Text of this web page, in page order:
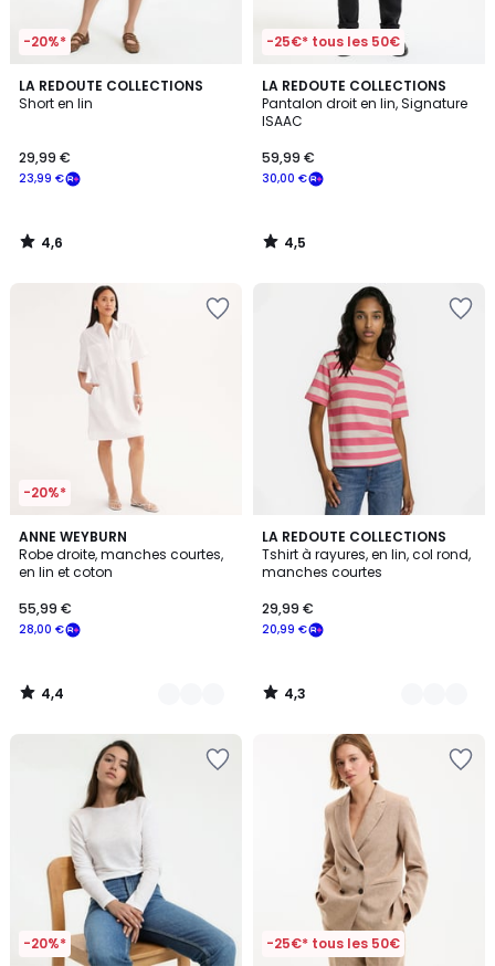
-20%*
LA REDOUTE COLLECTIONS
Short en lin
23,99 €
29,99 €
4,6
/ 5
4,6
/
-25€* tous les 50€
LA REDOUTE COLLECTIONS
Pantalon droit en lin, Signature
ISAAC
30,00 €
59,99 €
4,5
/ 5
4,5
/
-20%*
ANNE WEYBURN
Robe droite, manches courtes,
en lin et coton
28,00 €
55,99 €
4,4
/ 5
2
Couleurs
4,4
/
LA REDOUTE COLLECTIONS
Tshirt à rayures, en lin, col rond,
manches courtes
20,99 €
29,99 €
4,3
/ 5
2
Couleurs
4,3
/
-20%* -25€* tous les 50€